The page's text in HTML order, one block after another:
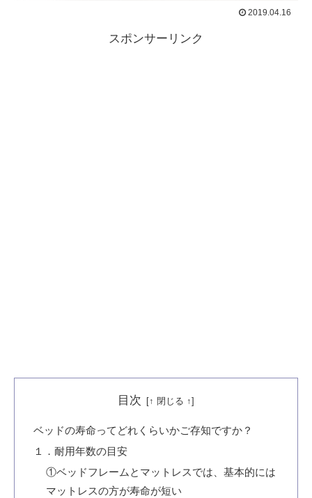
2019.04.16
スポンサーリンク
目次
ベッドの寿命ってどれくらいかご存知ですか？
１．耐用年数の目安
①ベッドフレームとマットレスでは、基本的には
マットレスの方が寿命が短い